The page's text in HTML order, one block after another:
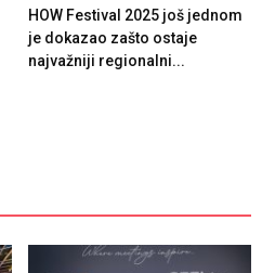
HOW Festival 2025 još jednom
je dokazao zašto ostaje
najvažniji regionalni...